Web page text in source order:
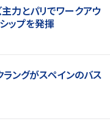
主力とパリでワークアウ
ップを発揮
ラングがスペインのバス